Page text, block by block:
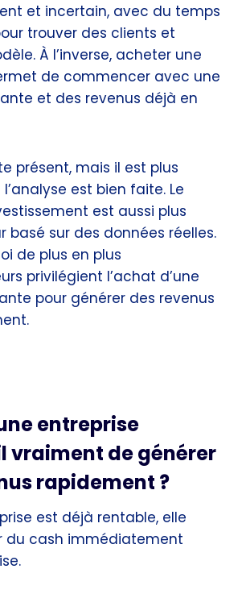
et incertain, avec du temps
trouver des clients et
À l’inverse, acheter une
de commencer avec une
et des revenus déjà en
présent, mais il est plus
est bien faite. Le
est aussi plus
basé sur des données réelles.
de plus en plus
privilégient l’achat d’une
pour générer des revenus
entreprise
vraiment de générer
rapidement ?
est déjà rentable, elle
du cash immédiatement